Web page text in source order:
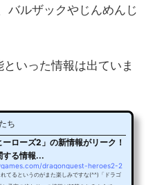
バルザックやじんめんじ
いった情報は出ていま
ち
ーローズ2」の新情報がリーク！
する情報...
dragonquest-heroes2-2
てるというのがまた楽しみですな(^^)「ドラゴ